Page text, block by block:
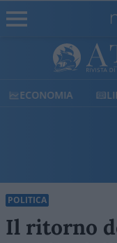
ECONOMIA
POLITICA
Il ritorno